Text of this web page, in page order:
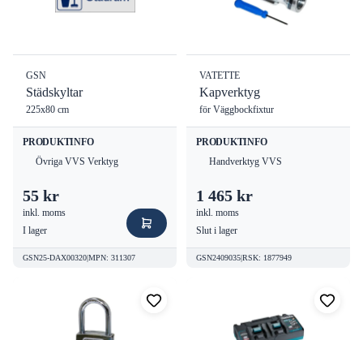
GSN
Städskyltar
225x80 cm
PRODUKTINFO
Övriga VVS Verktyg
55 kr
inkl. moms
I lager
GSN25-DAX00320|MPN: 311307
VATETTE
Kapverktyg
för Väggbockfixtur
PRODUKTINFO
Handverktyg VVS
1 465 kr
inkl. moms
Slut i lager
GSN2409035|RSK: 1877949